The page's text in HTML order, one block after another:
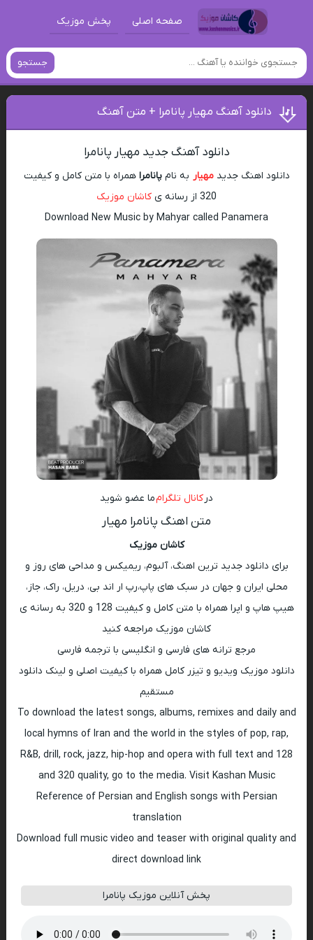
صفحه اصلی پخش موزیک
جستجو
دانلود آهنگ مهیار پانامرا + متن آهنگ
دانلود آهنگ جدید مهیار پانامرا
دانلود اهنگ جدیدمهیار به نامپانامرا همراه با متن کامل و کیفیت
320 از رسانه ی
کاشان موزیک
Download New Music by Mahyar called Panamera
در کانال تلگرامما عضو شوید
متن اهنگ پانامرا مهیار
کاشان موزیک
برای دانلود جدید ترین اهنگ، آلبوم، ریمیکس و مداحی های روز و
محلی ایران و جهان در سبک های پاپ،رپ ار اند بی، دریل، راک، جاز،
هیپ هاپ و اپرا همراه با متن کامل و کیفیت 128 و 320 به رسانه ی
کاشان موزیک مراجعه کنید
مرجع ترانه های فارسی و انگلیسی با ترجمه فارسی
دانلود موزیک ویدیو و تیزر کامل همراه با کیفیت اصلی و لینک دانلود
مستقیم
To download the latest songs, albums, remixes and daily and
local hymns of Iran and the world in the styles of pop, rap,
R&B, drill, rock, jazz, hip-hop and opera with full text and 128
and 320 quality, go to the media. Visit Kashan Music
Reference of Persian and English songs with Persian
translation
Download full music video and teaser with original quality and
direct download link
پخش آنلاین موزیک پانامرا